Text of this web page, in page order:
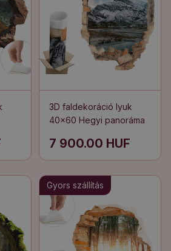
3D faldekoráció lyuk
40x60 Hegyi panoráma
7 900.00 HUF
Gyors szállítás